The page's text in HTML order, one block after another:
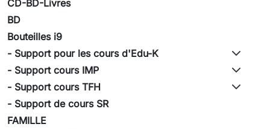
CD-BD-Livres
BD
Bouteilles i9
- Support pour les cours d'Edu-K
- Support cours IMP
- Support cours TFH
- Support de cours SR
FAMILLE